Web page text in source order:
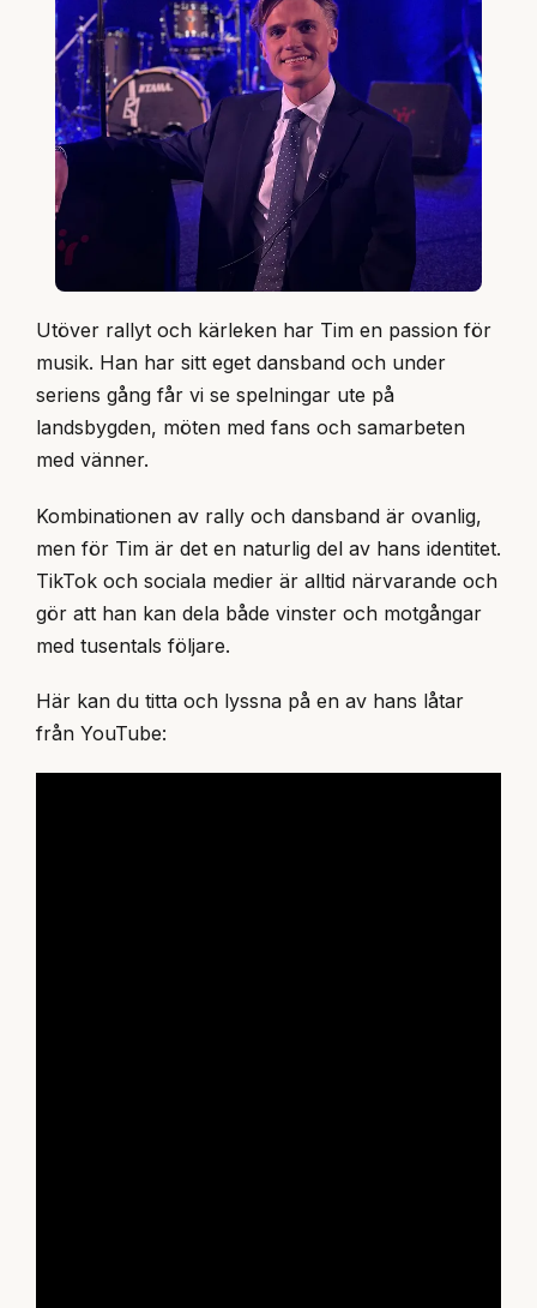
Utöver rallyt och kärleken har Tim en passion för
musik. Han har sitt eget dansband och under
seriens gång får vi se spelningar ute på
landsbygden, möten med fans och samarbeten
med vänner.
Kombinationen av rally och dansband är ovanlig,
men för Tim är det en naturlig del av hans identitet.
TikTok och sociala medier är alltid närvarande och
gör att han kan dela både vinster och motgångar
med tusentals följare.
Här kan du titta och lyssna på en av hans låtar
från YouTube: